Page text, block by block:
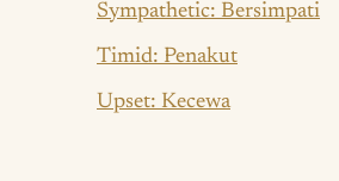
Sympathetic: Bersimpati
Timid: Penakut
Upset: Kecewa